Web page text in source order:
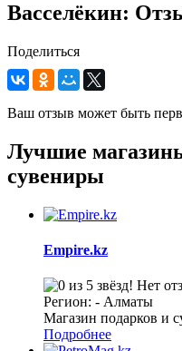
Васселёкин:
Поделиться
Ваш отзыв может быть
Лучшие
сувениры
Empire.kz
Нет
Регион: - Алматы
Магазин подарков и
Подробнее